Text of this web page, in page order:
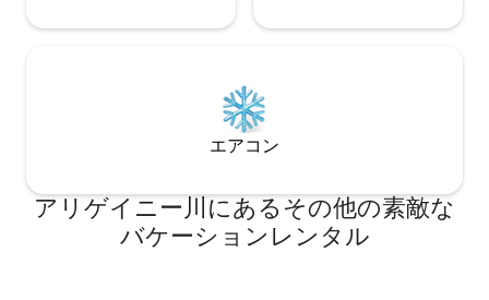
エアコン
アリゲイニー川にあるその他の素敵な
バケーションレンタル